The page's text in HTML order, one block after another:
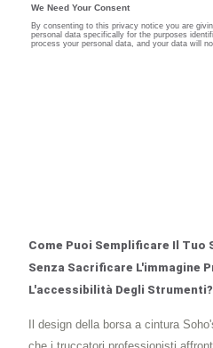
Come Puoi Semplificare Il Tuo
Senza Sacrificare L'immagine
L'accessibilità Degli Strumenti?
Il design della borsa a cintura